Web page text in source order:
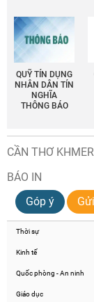
QUỸ TÍN DỤNG
NHÂN DÂN TÍN
NGHĨA
THÔNG BÁO
CẦN THƠ
BÁO IN
Góp ý
Thời sự
Kinh tế
Quốc phòng - An ninh
Giáo dục